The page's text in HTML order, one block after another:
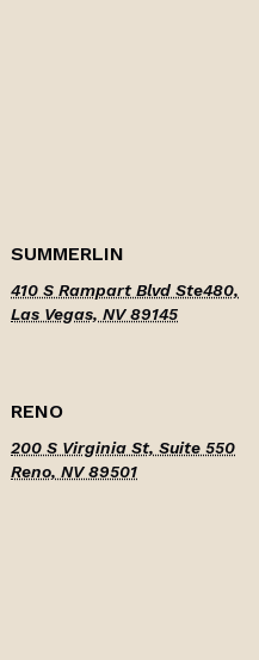
SUMMERLIN
410 S Rampart Blvd Ste480,
Las Vegas, NV 89145
RENO
200 S Virginia St, Suite 550
Reno, NV 89501